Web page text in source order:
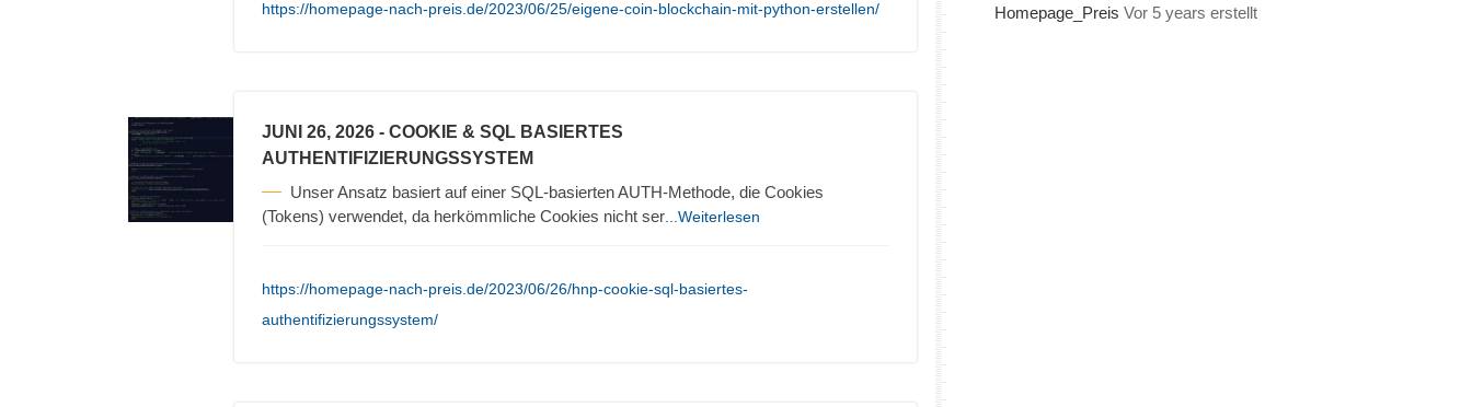
https://homepage-nach-preis.de/2023/06/25/eigene-coin-blockchain-mit-python-erstellen/
JUNI 26, 2026 - COOKIE & SQL BASIERTES
AUTHENTIFIZIERUNGSSYSTEM
Unser Ansatz basiert auf einer SQL-basierten AUTH-Methode, die Cookies
(Tokens) verwendet, da herkömmliche Cookies nicht ser ...Weiterlesen
https://homepage-nach-preis.de/2023/06/26/hnp-cookie-sql-basiertes-
authentifizierungssystem/
Homepage_Preis Vor 5 years erstellt